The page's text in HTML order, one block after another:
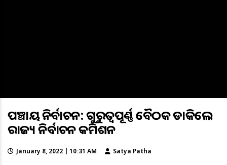
ପଞ୍ଚାୟତ ନିର୍ବାଚନ: ଗୁରୁତ୍ଵପୂର୍ଣ୍ଣ ବୈଠକ ଡାକିଲେ
ରାଜ୍ୟ ନିର୍ବାଚନ କମିଶନ
January 8, 2022 | 10:31 AM Satya Patha